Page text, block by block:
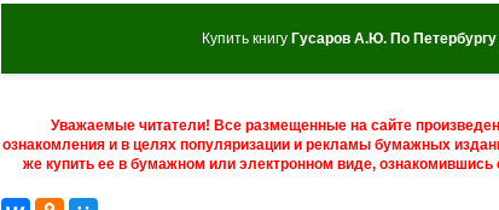
Купить книгу Гусаров А.Ю. По Петербургу
Уважаемые читатели! Все размещенные на сайте
ознакомления и в целях популяризации и рекламы бумажных
же купить ее в бумажном или электронном виде,